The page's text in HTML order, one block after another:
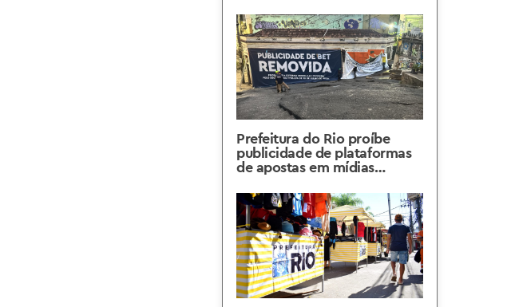
Prefeitura do Rio proíbe
publicidade de plataformas
de apostas em mídias